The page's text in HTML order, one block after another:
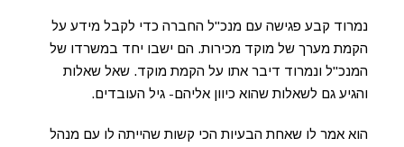
נמרוד קבע פגישה עם מנכ"ל החברה כדי לקבל מידע על
הקמת מערך של מוקד מכירות. הם ישבו יחד במשרדו של
המנכ"ל ונמרוד דיבר אתו על הקמת מוקד. שאל שאלות
והגיע גם לשאלות שהוא כיוון אליהם- גיל העובדים.
הוא אמר לו שאחת הבעיות הכי קשות שהייתה לו עם מנהל